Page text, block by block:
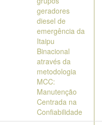
geradores
diesel de
emergência da
Itaipu
Binacional
através da
metodologia
MCC:
Manutenção
Centrada na
Confiabilidade